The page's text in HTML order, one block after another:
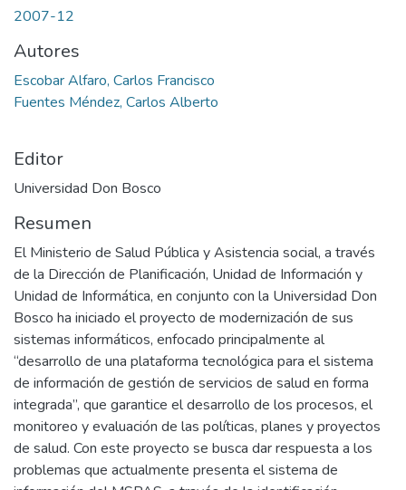
2007-12
Autores
Escobar Alfaro, Carlos Francisco
Fuentes Méndez, Carlos Alberto
Editor
Universidad Don Bosco
Resumen
El Ministerio de Salud Pública y Asistencia social, a través
de la Dirección de Planificación, Unidad de Información y
Unidad de Informática, en conjunto con la Universidad Don
Bosco ha iniciado el proyecto de modernización de sus
sistemas informáticos, enfocado principalmente al
“desarrollo de una plataforma tecnológica para el sistema
de información de gestión de servicios de salud en forma
integrada”, que garantice el desarrollo de los procesos, el
monitoreo y evaluación de las políticas, planes y proyectos
de salud. Con este proyecto se busca dar respuesta a los
problemas que actualmente presenta el sistema de